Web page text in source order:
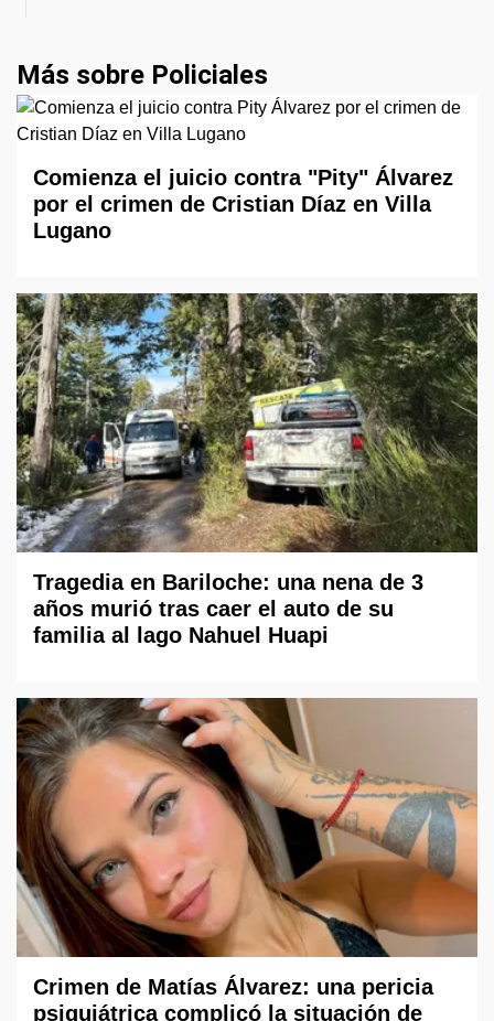
Más sobre Policiales
Comienza el juicio contra "Pity" Álvarez
por el crimen de Cristian Díaz en Villa
Lugano
Tragedia en Bariloche: una nena de 3
años murió tras caer el auto de su
familia al lago Nahuel Huapi
Crimen de Matías Álvarez: una pericia
psiquiátrica complicó la situación de